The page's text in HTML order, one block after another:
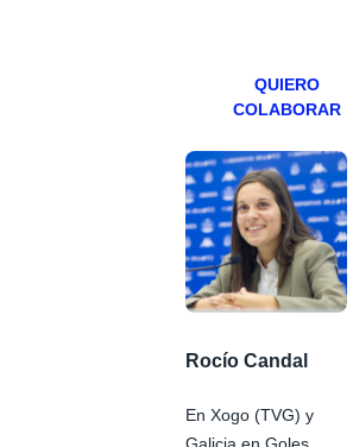
QUIERO
COLABORAR
Rocío Candal
En Xogo (TVG) y